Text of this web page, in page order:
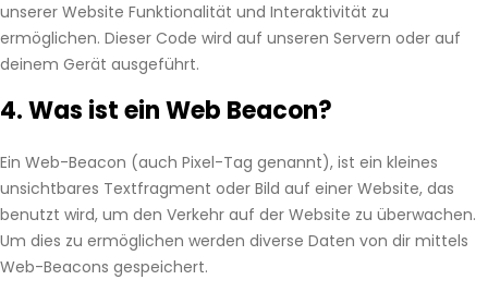
unserer Website Funktionalität und Interaktivität zu
ermöglichen. Dieser Code wird auf unseren Servern oder auf
deinem Gerät ausgeführt.
4. Was ist ein Web Beacon?
Ein Web-Beacon (auch Pixel-Tag genannt), ist ein kleines
unsichtbares Textfragment oder Bild auf einer Website, das
benutzt wird, um den Verkehr auf der Website zu überwachen.
Um dies zu ermöglichen werden diverse Daten von dir mittels
Web-Beacons gespeichert.